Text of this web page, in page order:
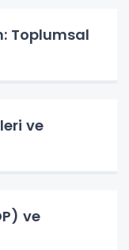
Toplumsal
ve
ve